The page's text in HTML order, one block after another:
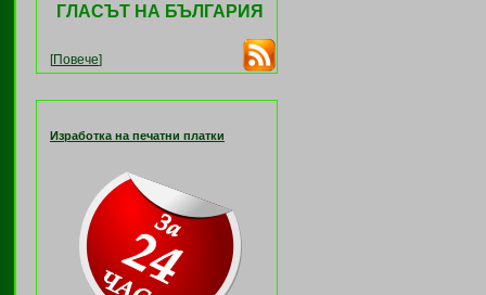
ГЛАСЪТ НА БЪЛГАРИЯ
[Повече]
Изработка на печатни платки